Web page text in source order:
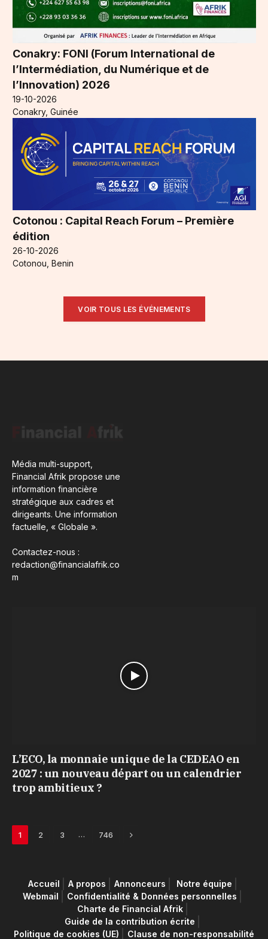
Conakry: FONI (Forum International de
l’Intermédiation, du Numérique et de
l’Innovation) 2026
19-10-2026
Conakry, Guinée
Cotonou : Capital Reach Forum – Première
édition
26-10-2026
Cotonou, Benin
VOIR TOUS LES ÉVÉNEMENTS
Média multi-support,
Financial Afrik propose une
information financière
stratégique aux cadres et
dirigeants. Une information
factuelle, « Globale ».
Contactez-nous :
redaction@financialafrik.co
m
L’ECO, la monnaie unique de la CEDEAO en
2027 : un nouveau départ ou un calendrier
trop ambitieux ?
1 2 3 … 746 Next
Accueil A propos Annonceurs
Notre équipe
Webmail
Confidentialité & Données personnelles
Charte de Financial Afrik
Guide de la contribution écrite
Politique de cookies (UE)
Clause de non-responsabilité